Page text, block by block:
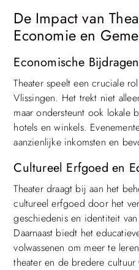
De Impact van
Economie en
Economische Bijdragen
Theater speelt een cruciale
Vlissingen. Het trekt niet
maar ondersteunt ook lokale
hotels en winkels.
aanzienlijke inkomsten en
Cultureel Erfgoed en
Theater draagt bij aan het
cultureel erfgoed door het
geschiedenis en identiteit
Daarnaast biedt het
volwassenen om meer te
theater en de bredere